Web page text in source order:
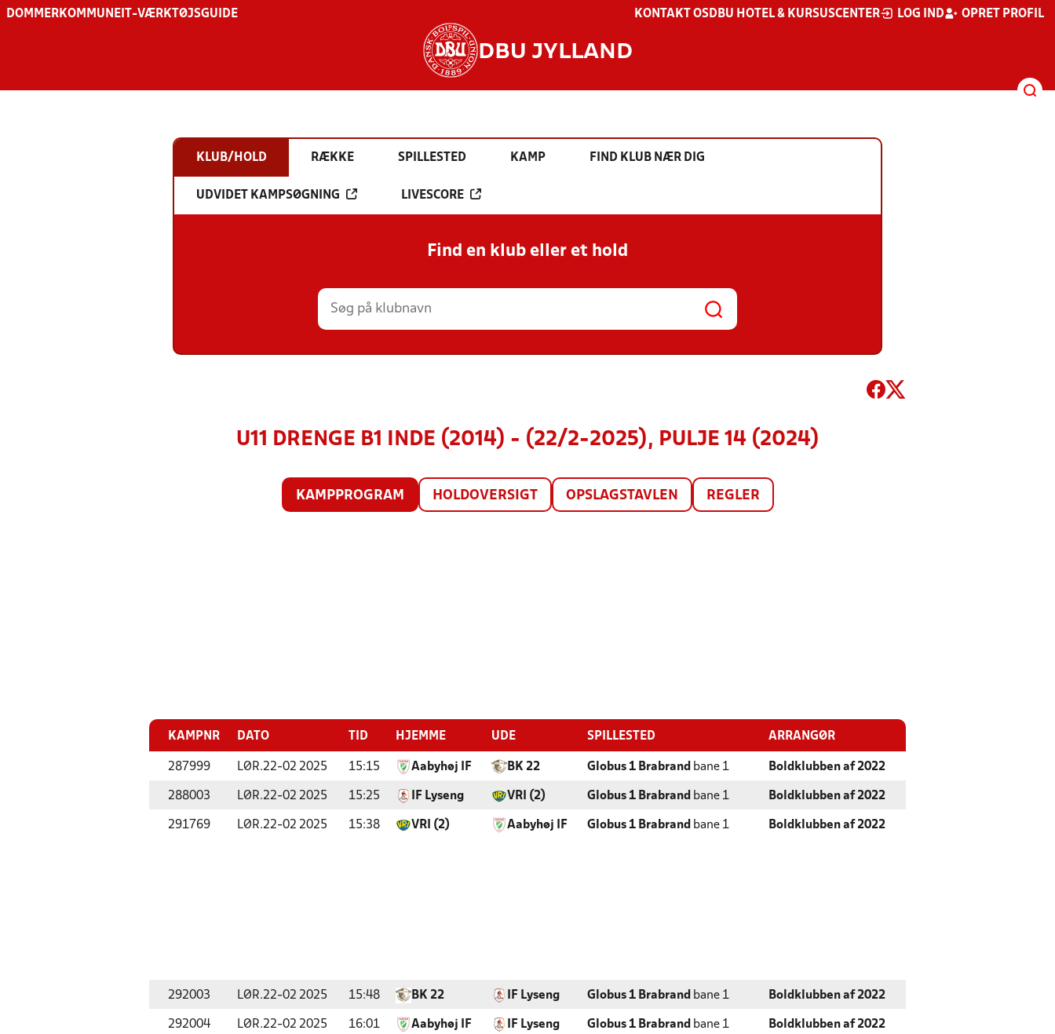
DOMMER KOMMUNE IT-VÆRKTØJSGUIDE KONTAKT OS DBU HOTEL & KURSUSCENTER LOG IND OPRET PROFIL
DBU JYLLAND
KLUB/HOLD RÆKKE SPILLESTED KAMP FIND KLUB NÆR DIG
UDVIDET KAMPSØGNING LIVESCORE
Find en klub eller et hold
U11 DRENGE B1 INDE (2014) - (22/2-2025), PULJE 14 (2024)
KAMPPROGRAM HOLDOVERSIGT OPSLAGSTAVLEN REGLER
KAMPNR DATO TID HJEMME UDE SPILLESTED ARRANGØR
287999 LØR.22-02 2025 15:15 Aabyhøj IF BK 22 Globus 1 Brabrand bane 1 Boldklubben af 2022
288003 LØR.22-02 2025 15:25 IF Lyseng VRI (2) Globus 1 Brabrand bane 1 Boldklubben af 2022
291769 LØR.22-02 2025 15:38 VRI (2) Aabyhøj IF Globus 1 Brabrand bane 1 Boldklubben af 2022
292003 LØR.22-02 2025 15:48 BK 22 IF Lyseng Globus 1 Brabrand bane 1 Boldklubben af 2022
292004 LØR.22-02 2025 16:01 Aabyhøj IF IF Lyseng Globus 1 Brabrand bane 1 Boldklubben af 2022